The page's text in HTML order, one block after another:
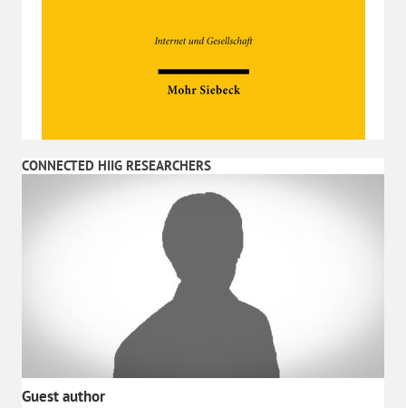
CONNECTED HIIG RESEARCHERS
Guest author